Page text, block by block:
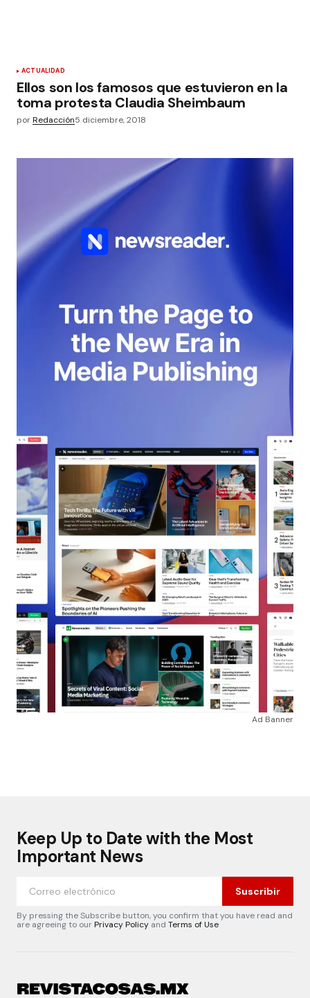
ACTUALIDAD
Ellos son los famosos que estuvieron en la
toma protesta Claudia Sheimbaum
porRedacción5 diciembre, 2018
Ad Banner
Keep Up to Date with the Most
Important News
Suscribir
By pressing the Subscribe button, you confirm that you have read and
are agreeing to ourPrivacy Policy and Terms of Use